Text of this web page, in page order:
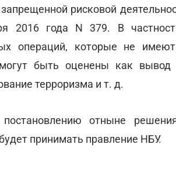
рисковой
2016 года N 379. В
операций, которые не
быть оценены как вывод
терроризма и т. д.
постановлению отныне
принимать правление НБУ.